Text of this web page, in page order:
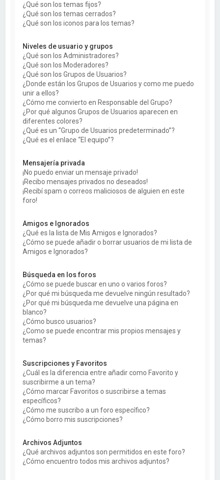
¿Qué son los temas fijos?
¿Qué son los temas cerrados?
¿Qué son los iconos para los temas?
Niveles de usuario y grupos
¿Qué son los Administradores?
¿Qué son los Moderadores?
¿Qué son los Grupos de Usuarios?
¿Donde están los Grupos de Usuarios y como me puedo
unir a ellos?
¿Cómo me convierto en Responsable del Grupo?
¿Por qué algunos Grupos de Usuarios aparecen en
diferentes colores?
¿Qué es un “Grupo de Usuarios predeterminado”?
¿Qué es el enlace “El equipo”?
Mensajería privada
¡No puedo enviar un mensaje privado!
¡Recibo mensajes privados no deseados!
¡Recibí spam o correos maliciosos de alguien en este
foro!
Amigos e Ignorados
¿Qué es la lista de Mis Amigos e Ignorados?
¿Cómo se puede añadir o borrar usuarios de mi lista de
Amigos e Ignorados?
Búsqueda en los foros
¿Cómo se puede buscar en uno o varios foros?
¿Por qué mi búsqueda me devuelve ningún resultado?
¿Por qué mi búsqueda me devuelve una página en
blanco?
¿Cómo busco usuarios?
¿Como se puede encontrar mis propios mensajes y
temas?
Suscripciones y Favoritos
¿Cuál es la diferencia entre añadir como Favorito y
suscribirme a un tema?
¿Cómo marcar Favoritos o suscribirse a temas
específicos?
¿Cómo me suscribo a un foro específico?
¿Cómo borro mis suscripciones?
Archivos Adjuntos
¿Qué archivos adjuntos son permitidos en este foro?
¿Cómo encuentro todos mis archivos adjuntos?